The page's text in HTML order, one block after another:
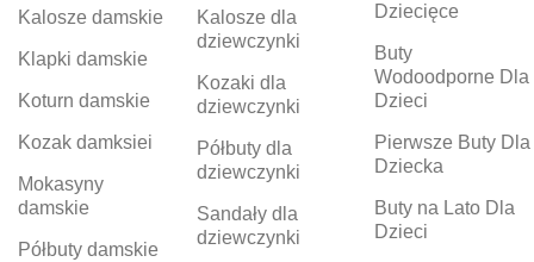
Kalosze damskie
Klapki damskie
Koturn damskie
Kozak damksiei
Mokasyny
damskie
Półbuty damskie
Kalosze dla
dziewczynki
Kozaki dla
dziewczynki
Półbuty dla
dziewczynki
Sandały dla
dziewczynki
Dziecięce
Buty
Wodoodporne Dla
Dzieci
Pierwsze Buty Dla
Dziecka
Buty na Lato Dla
Dzieci